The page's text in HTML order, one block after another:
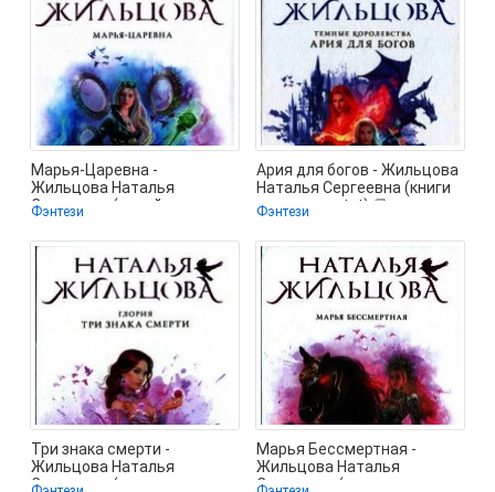
Марья-Царевна -
Жильцова Наталья
Сергеевна (онлайн книга
Фэнтези
Ария для богов - Жильцова
Наталья Сергеевна (книги
полностью txt) 📗
Фэнтези
Три знака смерти -
Жильцова Наталья
Сергеевна (хорошие книги
Марья Бессмертная -
Жильцова Наталья
Сергеевна (электронные